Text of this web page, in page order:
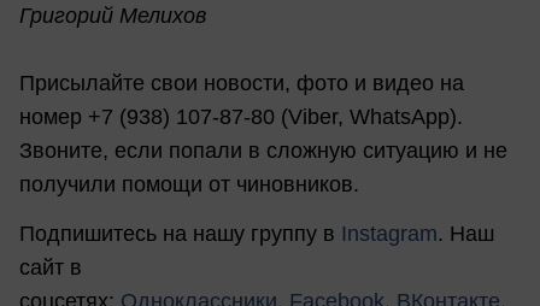
Григорий Мелихов
Присылайте свои новости, фото и видео на
номер +7 (938) 107-87-80 (Viber, WhatsApp).
Звоните, если попали в сложную ситуацию и не
получили помощи от чиновников.
Подпишитесь на нашу группу в Instagram. Наш
сайт в